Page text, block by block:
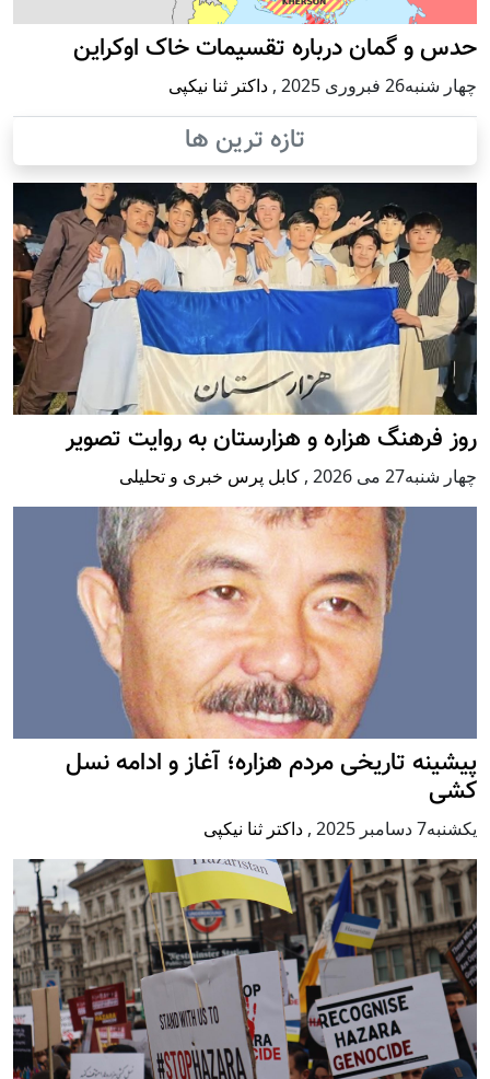
حدس و گمان درباره تقسیمات خاک اوکراین
چهار شنبه26 فبروری 2025 , داکتر ثنا نیکپی
تازه ترین ها
روز فرهنگ هزاره و هزارستان به روایت تصویر
چهار شنبه27 می 2026 , کابل پرس خبری و تحلیلی
پيشينه تاريخی مردم هزاره؛ آغاز و ادامه نسل
کشی
يكشنبه7 دسامبر 2025 , داکتر ثنا نیکپی